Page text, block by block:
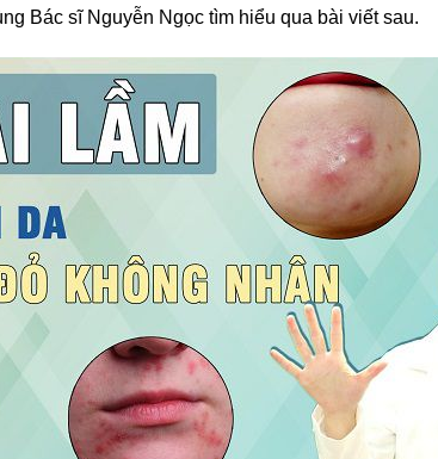
Bác sĩ Nguyễn Ngọc tìm hiểu qua bài viết sau.